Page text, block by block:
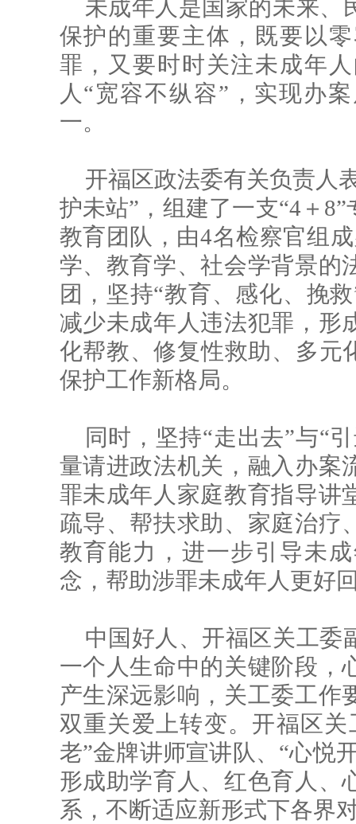
未成年人是国家的未来、
保护的重要主体，既要以
罪，又要时时关注未成年
人“宽容不纵容”，实现办
一。
开福区政法委有关负责人
护未站”，组建了一支“4＋
教育团队，由4名检察官组
学、教育学、社会学背景的
团，坚持“教育、感化、挽
减少未成年人违法犯罪，形
化帮教、修复性救助、多元
保护工作新格局。
同时，坚持“走出去”与“
量请进政法机关，融入办案
罪未成年人家庭教育指导讲
疏导、帮扶求助、家庭治疗
教育能力，进一步引导未
念，帮助涉罪未成年人更好
中国好人、开福区关工委
一个人生命中的关键阶段，
产生深远影响，关工委工作
双重关爱上转变。开福区
老”金牌讲师宣讲队、“心悦
形成助学育人、红色育人、
系，不断适应新形式下各界